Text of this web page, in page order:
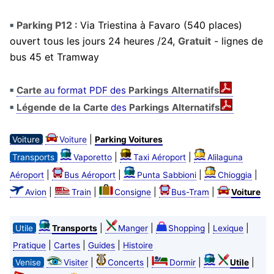
Parking P12 : Via Triestina à Favaro (540 places)
ouvert tous les jours 24 heures /24, Gratuit- lignes de
bus 45 et Tramway
Carteau format PDF des Parkings Alternatifs
Légende de la Cartedes Parkings Alternatifs
Voiture Voiture| Parking Voitures
Transports
Vaporetto| Taxi Aéroport|
Alilaguna
Aéroport| Bus Aéroport| Punta Sabbioni| Chioggia
Avion Train Consigne| Bus-Tram Voiture
Utile Transports| Manger| Shopping| Lexique|
Pratique| Cartes| Guides|
Histoire
Venise
Visiter| Concerts| Dormir| Utile|